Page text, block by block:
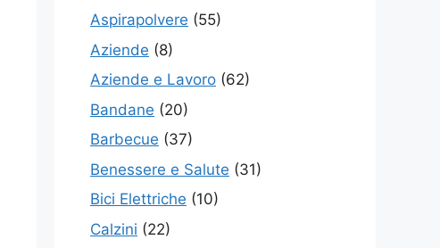
Aspirapolvere (55)
Aziende (8)
Aziende e Lavoro (62)
Bandane (20)
Barbecue (37)
Benessere e Salute (31)
Bici Elettriche (10)
Calzini (22)